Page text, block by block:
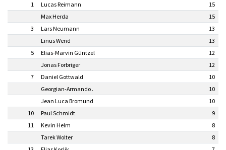
1 Lucas Reimann
15
Max Herda
15
3
Lars Neumann
13
Linus Wend
13
5
Elias-Marvin Güntzel
12
Jonas Forbriger
12
7
Daniel Gottwald
10
Georgian-Armando .
10
Jean Luca Bromund
10
10
Paul Schmidt
9
11
Kevin Helm
8
Tarek Wolter
8